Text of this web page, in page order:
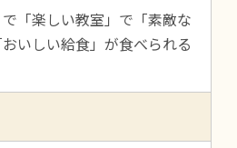
で「楽しい教室」で「素敵な
いしい給食」が食べられる